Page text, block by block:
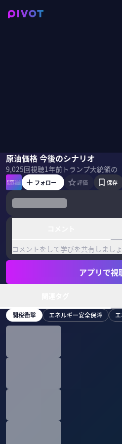
原油価格 今後のシナリオ
9,025回視聴1年前
新村直弘野嶋紗己子
フォロー 評価 保存
コメントをして学びを共有しまし
アプリで視
関税衝撃 エネルギー安全保障